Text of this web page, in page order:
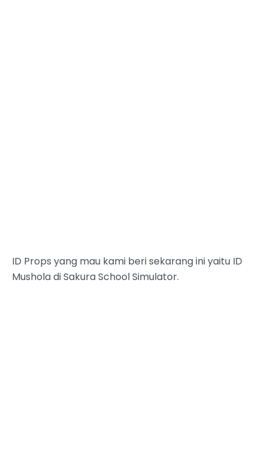
ID Props yang mau kami beri sekarang ini yaitu ID
Mushola di Sakura School Simulator.